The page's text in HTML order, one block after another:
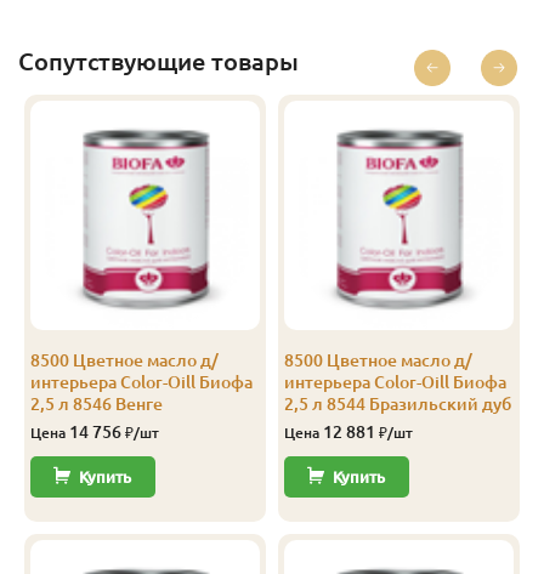
3.0 10
Экстра 16 94 88 4.0 10
Сопутствующие товары
8500 Цветное масло д/
интерьера Color-Oill Биофа
2,5 л 8546 Венге
Цена 14 756 ₽/шт
Купить
8500 Цветное масло д/
интерьера Color-Oill Биофа
2,5 л 8544 Бразильский дуб
Цена 12 881 ₽/шт
Купить